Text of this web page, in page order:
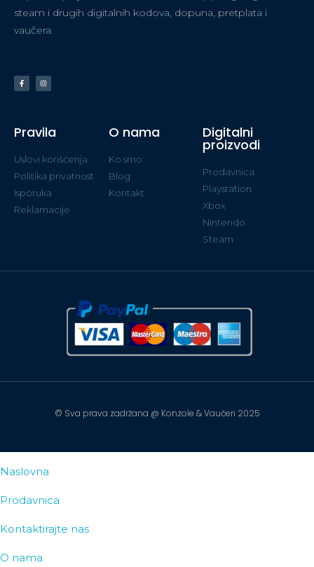
steam i drugih digitalnih kodova, dopuna, pretplata i
vaučera.
Pravila
Uslovi korišćenja
Politika privatnost
Isporuka
Reklamacije
O nama
Ko smo
Blog
Kontakt
Digitalni
proizvodi
Prodavnica
Playstation
Xbox
Nintendo
Steam
© Sva prava zadržana @ Konzole & Vaučeri 2025
Naslovna
Prodavnica
Kontaktirajte nas
O nama